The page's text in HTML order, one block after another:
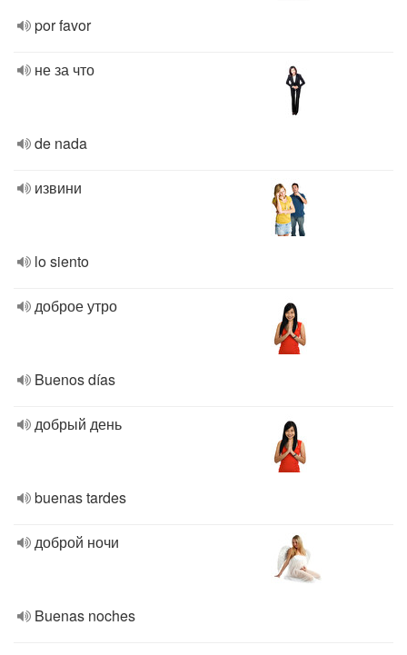
por favor
не за что
de nada
извини
lo siento
доброе утро
Buenos días
добрый день
buenas tardes
доброй ночи
Buenas noches